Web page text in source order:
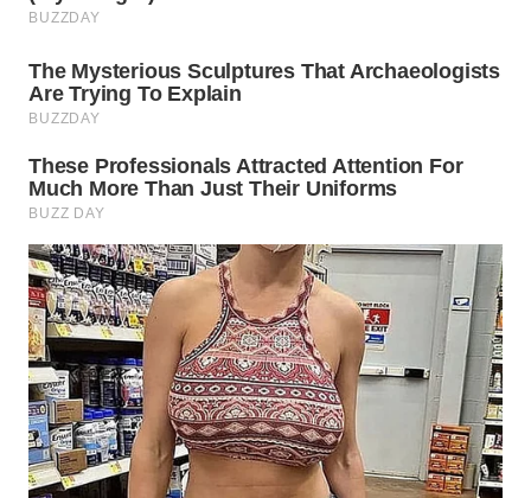
INDRAMAYU
KUNINGAN
WN
MAJALENGKA
WN
SUBANG
WN
SUKABUMI
WN